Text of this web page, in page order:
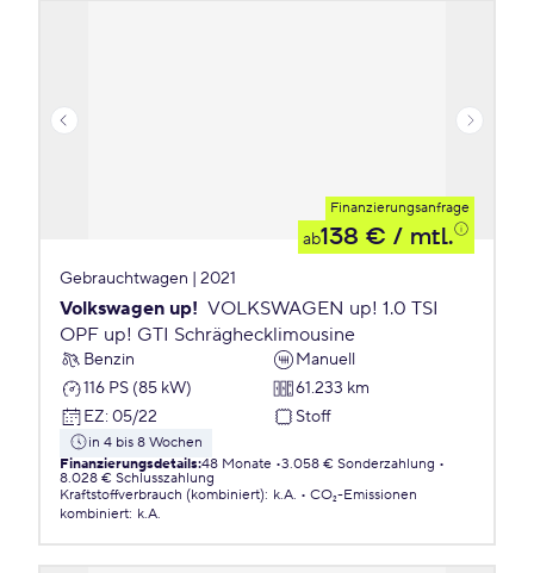
Finanzierungsanfrage
ab138 € / mtl.
Gebrauchtwagen | 2021
Volkswagen up! VOLKSWAGEN up! 1.0 TSI
OPF up! GTI Schräghecklimousine
Benzin
Manuell
116 PS (85 kW)
61.233 km
EZ: 05/22 Stoff
in 4 bis 8 Wochen
Finanzierungsdetails:48 Monate 3.058 € Sonderzahlung
8.028 € Schlusszahlung
Kraftstoffverbrauch (kombiniert): k.A.
CO₂-Emissionen
kombiniert: k.A.